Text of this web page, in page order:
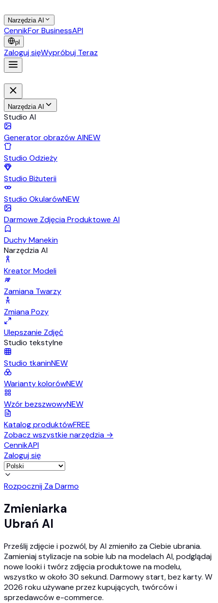
Narzędzia AI
CennikFor BusinessAPI
pl
Zaloguj sięWypróbuj Teraz
Narzędzia AI
Studio AI
Generator obrazów AINEW
Studio Odzieży
Studio Biżuterii
Studio OkularówNEW
Darmowe Zdjęcia Produktowe AI
Duchy Manekin
Narzędzia AI
Kreator Modeli
Zamiana Twarzy
Zmiana Pozy
Ulepszanie Zdjęć
Studio tekstylne
Studio tkaninNEW
Warianty kolorówNEW
Wzór bezszwowyNEW
Katalog produktówFREE
Zobacz wszystkie narzędzia →
CennikAPI
Zaloguj się
Rozpocznij Za Darmo
Zmieniarka
Ubrań AI
Prześlij zdjęcie i pozwól, by AI zmieniło za Ciebie ubrania.
Zamieniaj stylizacje na sobie lub na modelach AI, podglądaj
nowe looki i twórz zdjęcia produktowe na modelu,
wszystko w około 30 sekund. Darmowy start, bez karty. W
2026 roku używane przez kupujących, twórców i
sprzedawców e-commerce.